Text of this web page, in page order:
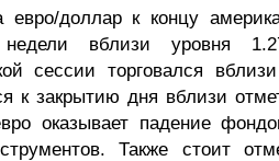
евро/доллар к концу
недели вблизи уровня
сессии торговался
к закрытию дня вблизи
оказывает падение
Также стоит